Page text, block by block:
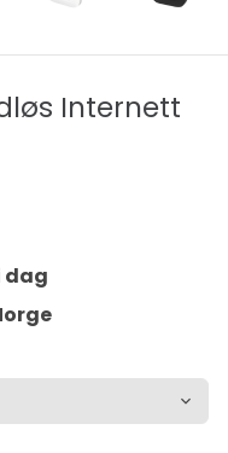
Internett
dag